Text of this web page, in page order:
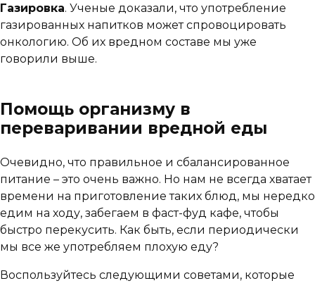
Газировка. Ученые доказали, что употребление
газированных напитков может спровоцировать
онкологию. Об их вредном составе мы уже
говорили выше.
Помощь организму в
переваривании вредной еды
Очевидно, что правильное и сбалансированное
питание – это очень важно. Но нам не всегда хватает
времени на приготовление таких блюд, мы нередко
едим на ходу, забегаем в фаст-фуд кафе, чтобы
быстро перекусить. Как быть, если периодически
мы все же употребляем плохую еду?
Воспользуйтесь следующими советами, которые